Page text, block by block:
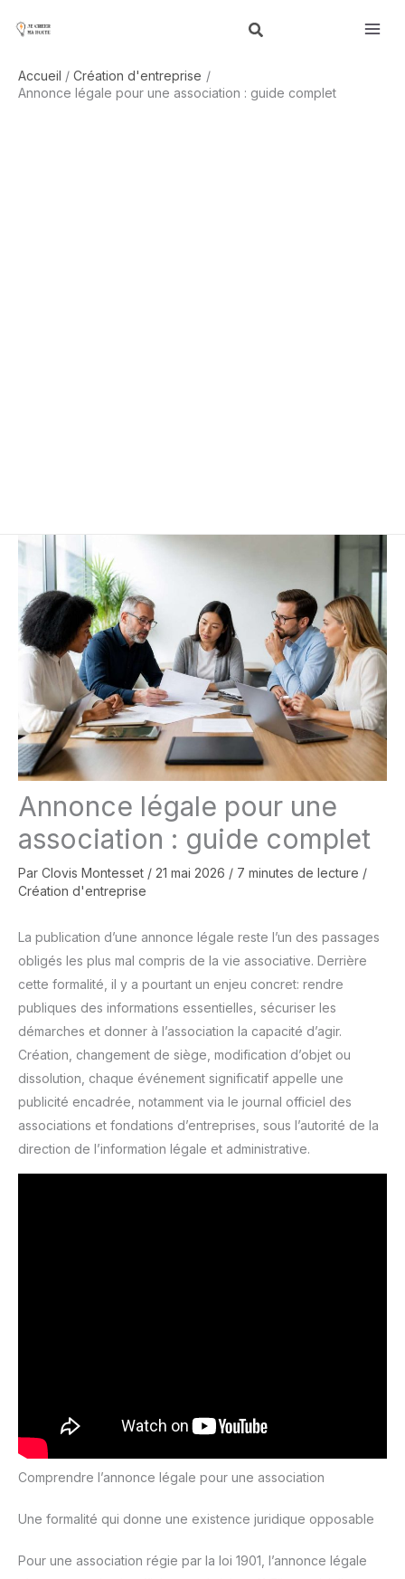
Accueil
Création d'entreprise
Annonce légale pour une association : guide complet
Annonce légale pour une
association : guide complet
Par Clovis Montesset / 21 mai 2026 / 7 minutes de lecture /
Création d'entreprise
La publication d’une annonce légale reste l’un des passages
obligés les plus mal compris de la vie associative. Derrière
cette formalité, il y a pourtant un enjeu concret: rendre
publiques des informations essentielles, sécuriser les
démarches et donner à l’association la capacité d’agir.
Création, changement de siège, modification d’objet ou
dissolution, chaque événement significatif appelle une
publicité encadrée, notamment via le journal officiel des
associations et fondations d’entreprises, sous l’autorité de la
direction de l’information légale et administrative.
Comprendre l’annonce légale pour une association
Une formalité qui donne une existence juridique opposable
Pour une association régie par la loi 1901, l’annonce légale
e
h